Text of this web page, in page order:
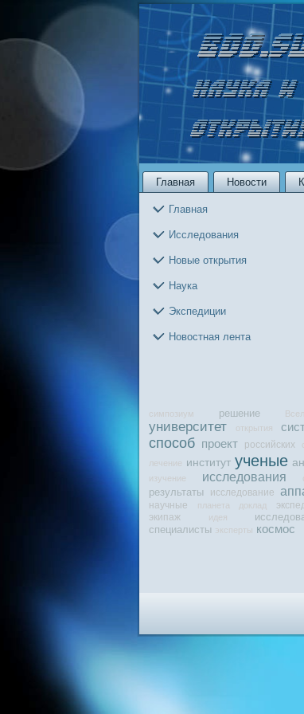
Главная Новости
Главная
Исследования
Новые открытия
Наука
Экспедиции
Новостная лента
симпозиум решение
университет открытия
способ проект российских
лечение
институт ученые
изучение исследования
результаты исследование
научные планета доклад
экипаж
идея
специалисты
эксперты космос